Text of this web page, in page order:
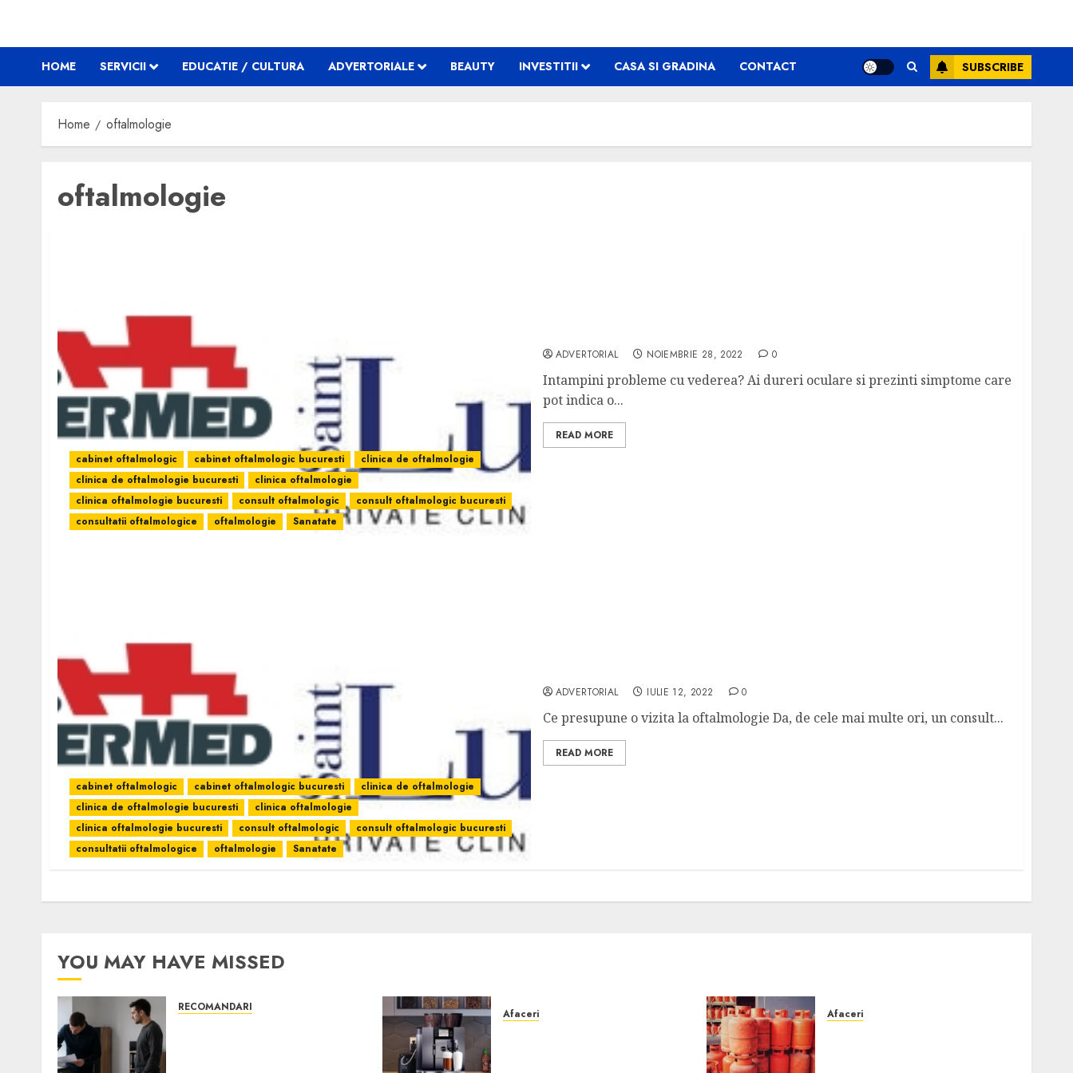
HOME SERVICII EDUCATIE / CULTURA ADVERTORIALE BEAUTY INVESTITII CASA SI GRADINA CONTACT SUBSCRIBE
Home oftalmologie
oftalmologie
cabinet oftalmologic cabinet oftalmologic bucuresti
clinica de oftalmologie
clinica de oftalmologie bucuresti
clinica oftalmologie
clinica oftalmologie bucuresti
consult oftalmologic
consult oftalmologic bucuresti
consultatii oftalmologice
oftalmologie Sanatate
ADVERTORIAL NOIEMBRIE 28, 2022 0
Intampini probleme cu vederea? Ai dureri oculare si prezinti simptome care
pot indica o...
READ MORE
cabinet oftalmologic cabinet oftalmologic bucuresti
clinica de oftalmologie
clinica de oftalmologie bucuresti
clinica oftalmologie
clinica oftalmologie bucuresti
consult oftalmologic
consult oftalmologic bucuresti
consultatii oftalmologice
oftalmologie Sanatate
ADVERTORIAL IULIE 12, 2022 0
Ce presupune o vizita la oftalmologie Da, de cele mai multe ori, un consult...
READ MORE
YOU MAY HAVE MISSED
RECOMANDARI Afaceri Afaceri